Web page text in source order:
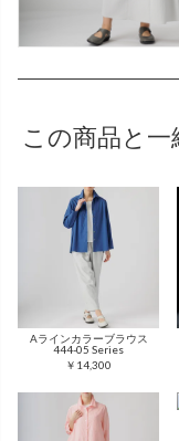
この商品と 一
Aラインカラーブラウス
444-05 Series
￥14,300